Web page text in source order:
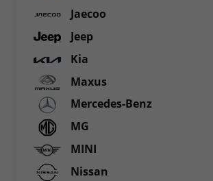
Jaecoo
Jeep
Kia
Maxus
Mercedes-Benz
MG
MINI
Nissan